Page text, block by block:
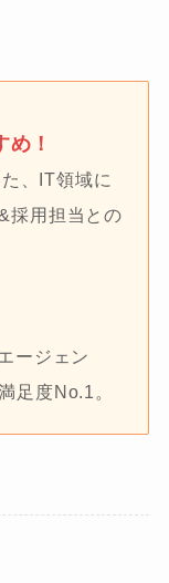
め！
、IT領域に
採用担当との
ージェン
足度No.1。